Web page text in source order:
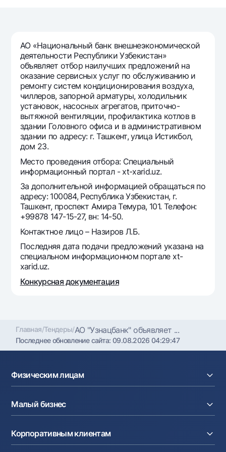
Золотые слитки от НБУ
Серебряный депозит
Visa FIFA
Mastercard
Зарплатные
Garmin pay
Тарифы
Акции
Мобильное приложение Milliy
Часто задаваемые вопросы
Ищите по сайту
Найти
Полезные ссылки
Часто задаваемые вопросы
Пресс-центр
Офисы и банкоматы
Согласие на обработку персональных данных
Следите за нами в соцсетях
АО «Национальный банк внешнеэкономической
деятельности Республики Узбекистан»
объявляет отбор наилучших предложений на
оказание сервисных услуг по обслуживанию и
ремонту систем кондиционирования воздуха,
чиллеров, запорной арматуры, холодильник
установок, насосных агрегатов, приточно-
вытяжной вентиляции, профилактика котлов в
здании Головного офиса и в административном
здании по адресу: г. Ташкент, улица Истикбол,
дом 23.
Место проведения отбора: Специальный
информационный портал - xt-xarid.uz.
За дополнительной информацией обращаться по
адресу: 100084, Республика Узбекистан, г.
Ташкент, проспект Амира Темура, 101. Телефон:
+99878 147-15-27, вн: 14-50.
Контактное лицо – Назиров Л.Б.
Последняя дата подачи предложений указана на
специальном информационном портале xt-
xarid.uz.
Конкурсная документация
Главная/Тендеры/АО "Узнацбанк" объявляет ...
Последнее обновление сайта:09.08.2026 04:29:47
Физическим лицам
Вклады
Карты
Курсы валют
Денежные переводы
Малый бизнес
Кредиты
Эквайринг
Корпоративным клиентам